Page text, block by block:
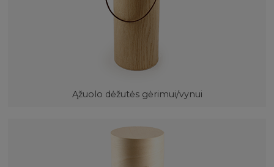
Ąžuolo dėžutės gėrimui/vynui